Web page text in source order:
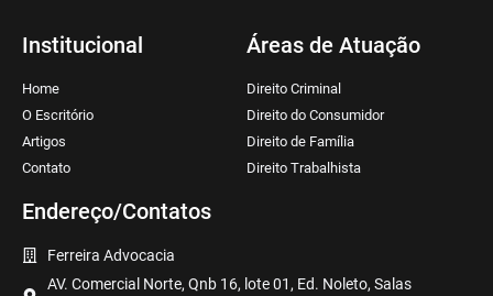
Institucional
Home
O Escritório
Artigos
Contato
Áreas de Atuação
Direito Criminal
Direito do Consumidor
Direito de Família
Direito Trabalhista
Endereço/Contatos
Ferreira Advocacia
AV. Comercial Norte, Qnb 16, lote 01, Ed. Noleto, Salas